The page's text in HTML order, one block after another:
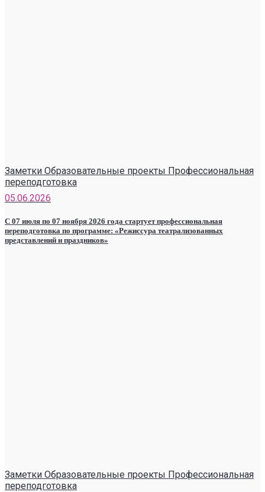
Заметки Образовательные проекты Профессиональная
переподготовка
05.06.2026
С 07 июля по 07 ноября 2026 года стартует профессиональная
переподготовка по программе: «Режиссура театрализованных
представлений и праздников»
Заметки Образовательные проекты Профессиональная
переподготовка